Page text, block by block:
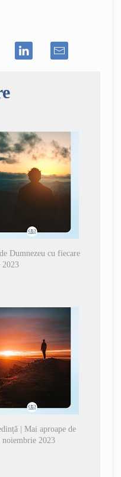
Dumnezeu cu fiecare
| Mai aproape de
noiembrie 2023